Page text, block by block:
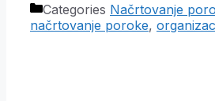
Categories Načrtovanje
načrtovanje poroke,